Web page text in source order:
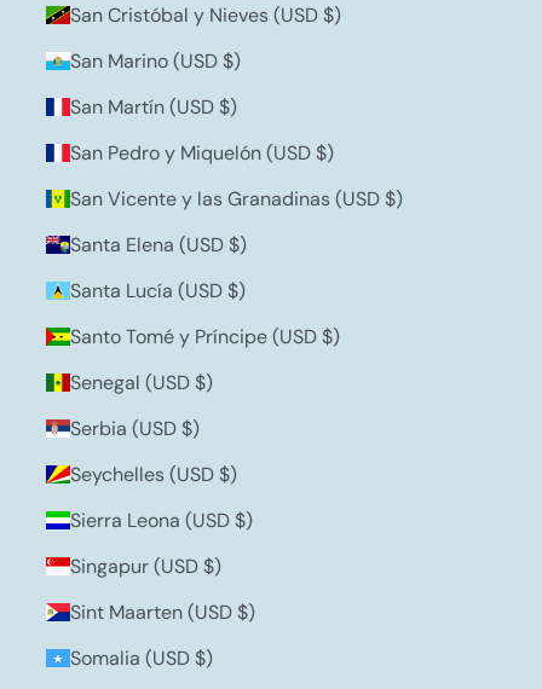
San Cristóbal y Nieves (USD $)
San Marino (USD $)
San Martín (USD $)
San Pedro y Miquelón (USD $)
San Vicente y las Granadinas (USD $)
Santa Elena (USD $)
Santa Lucía (USD $)
Santo Tomé y Príncipe (USD $)
Senegal (USD $)
Serbia (USD $)
Seychelles (USD $)
Sierra Leona (USD $)
Singapur (USD $)
Sint Maarten (USD $)
Somalia (USD $)